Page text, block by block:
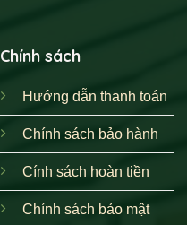
Chính sách
Hướng dẫn thanh toán
Chính sách bảo hành
Cính sách hoàn tiền
Chính sách bảo mật